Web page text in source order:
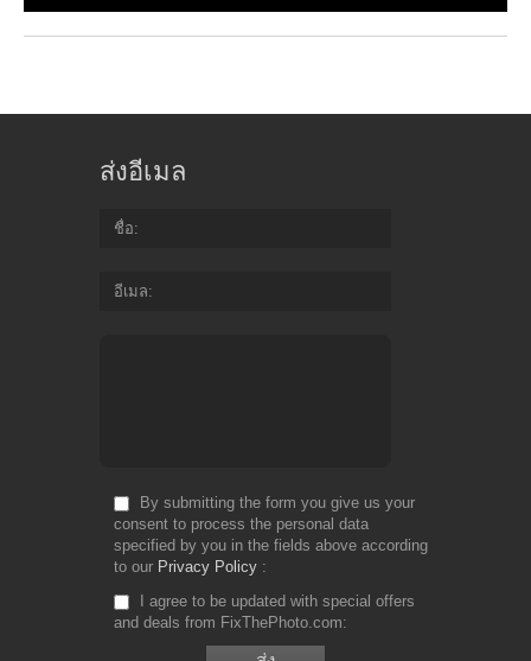
ส่งอีเมล
ชื่อ
อีเมล
By submitting the form you give us your
consent to process the personal data
specified by you in the fields above according
to our Privacy Policy
I agree to be updated with special offers
and deals from FixThePhoto.com